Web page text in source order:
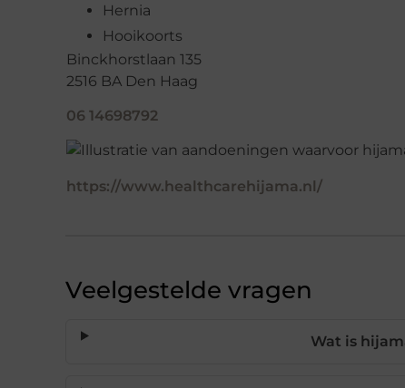
Hernia
Hooikoorts
Binckhorstlaan 135
2516 BA Den Haag
06 14698792
https://www.healthcarehijama.nl/
Veelgestelde vragen
Wat is